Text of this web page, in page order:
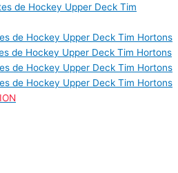
de Hockey Upper Deck Tim
de Hockey Upper Deck Tim Hortons
de Hockey Upper Deck Tim Hortons
de Hockey Upper Deck Tim Hortons
de Hockey Upper Deck Tim Hortons